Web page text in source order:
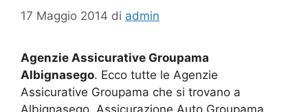
17 Maggio 2014 di admin
Agenzie Assicurative Groupama
Albignasego. Ecco tutte le Agenzie
Assicurative Groupama che si trovano a
Albignasego. Assicurazione Auto Groupama